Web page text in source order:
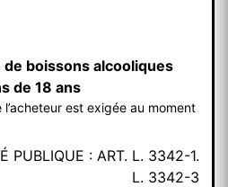
boissons alcooliques
de 18 ans
est exigée au moment
PUBLIQUE : ART. L. 3342-1.
L. 3342-3